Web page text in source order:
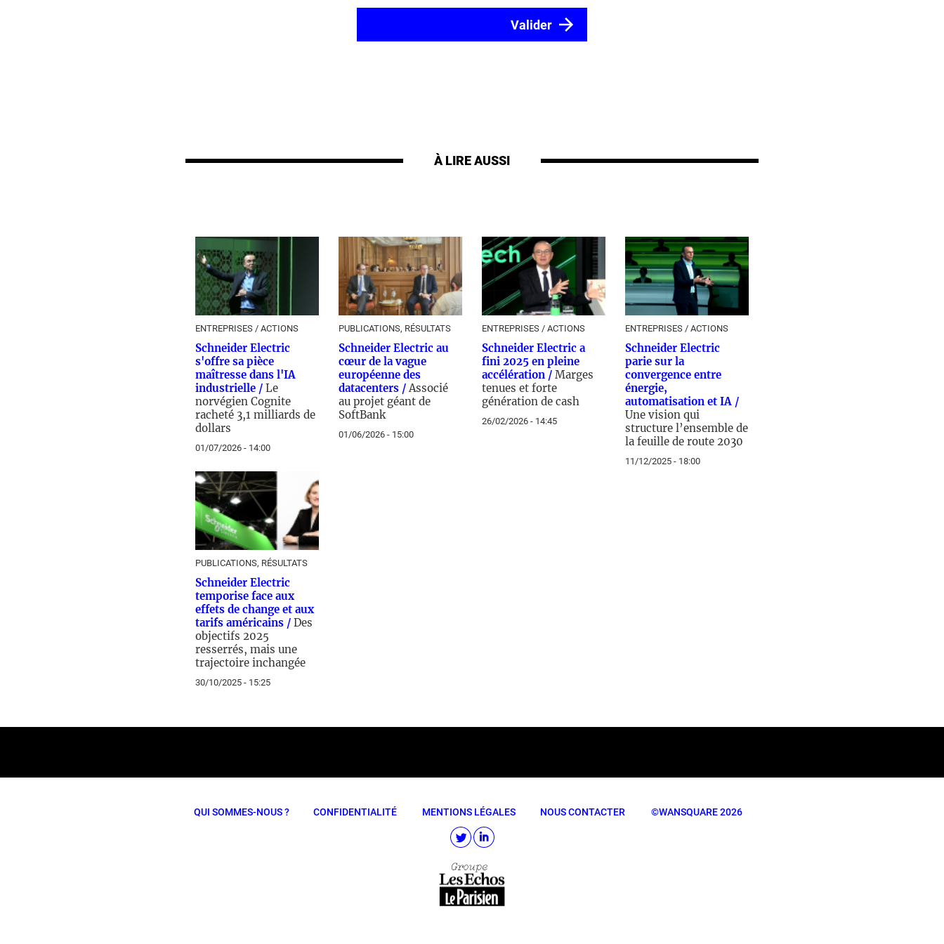
À LIRE AUSSI
ENTREPRISES / ACTIONS
Schneider Electric
s'offre sa pièce
maîtresse dans l'IA
industrielle / Le
norvégien Cognite
racheté 3,1 milliards de
dollars
01/07/2026 - 14:00
PUBLICATIONS, RÉSULTATS
Schneider Electric au
cœur de la vague
européenne des
datacenters /Associé
au projet géant de
SoftBank
01/06/2026 - 15:00
ENTREPRISES / ACTIONS
Schneider Electric a
fini 2025 en pleine
accélération / Marges
tenues et forte
génération de cash
26/02/2026 - 14:45
ENTREPRISES / ACTIONS
Schneider Electric
parie sur la
convergence entre
énergie,
automatisation et IA /
Une vision qui
structure l’ensemble de
la feuille de route 2030
11/12/2025 - 18:00
PUBLICATIONS, RÉSULTATS
Schneider Electric
temporise face aux
effets de change et aux
tarifs américains / Des
objectifs 2025
resserrés, mais une
trajectoire inchangée
30/10/2025 - 15:25
QUI SOMMES-NOUS ? CONFIDENTIALITÉ MENTIONS LÉGALES NOUS CONTACTER ©WANSQUARE 2026